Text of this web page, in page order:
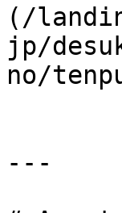
(/
jp/
no/
---